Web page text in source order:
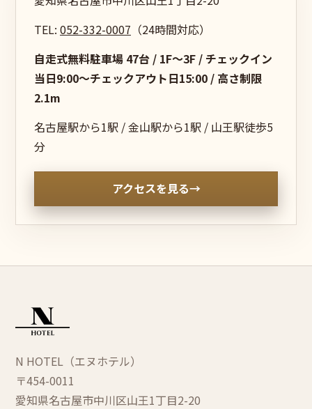
TEL: 052-332-0007 （24時間対応）
自走式無料駐車場 47台 / 1F〜3F / チェックイン
当日9:00〜チェックアウト日15:00 / 高さ制限
2.1m
名古屋駅から1駅 / 金山駅から1駅 / 山王駅徒歩5
分
アクセスを見る→
N HOTEL（エヌホテル）
〒454-0011
愛知県名古屋市中川区山王1丁目2-20